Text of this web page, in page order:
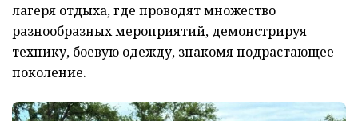
лагеря отдыха, где проводят множество
разнообразных мероприятий, демонстрируя
технику, боевую одежду, знакомя подрастающее
поколение.